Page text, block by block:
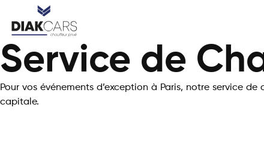
Service de
Pour vos événements d’exception à Paris, notre service
capitale.